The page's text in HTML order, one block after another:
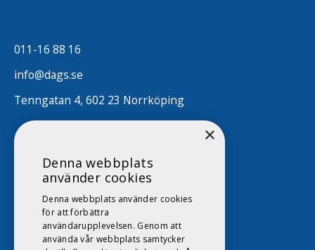
011-16 88 16
info@dags.se
Tenngatan 4, 602 23 Norrköping
×
Denna webbplats
använder cookies
Denna webbplats använder cookies
för att förbättra
användarupplevelsen. Genom att
använda vår webbplats samtycker